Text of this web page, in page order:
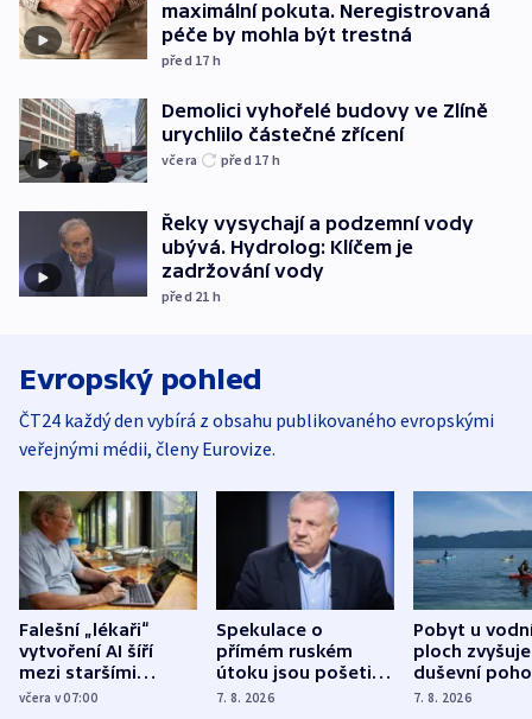
maximální pokuta. Neregistrovaná
péče by mohla být trestná
před 17 h
Demolici vyhořelé budovy ve Zlíně
urychlilo částečné zřícení
včera před 17 h
Řeky vysychají a podzemní vody
ubývá. Hydrolog: Klíčem je
zadržování vody
před 21 h
Evropský pohled
ČT24 každý den vybírá z obsahu publikovaného evropskými
veřejnými médii, členy Eurovize.
Falešní „lékaři“
vytvoření AI šíří
mezi staršími
Poláky nebezpečné
včera v 07:00
Spekulace o
přímém ruském
útoku jsou pošetilé,
míní estonský
7. 8. 2026
Pobyt u
ploch zvyšuje
duševní
ukázala
7. 8. 2026